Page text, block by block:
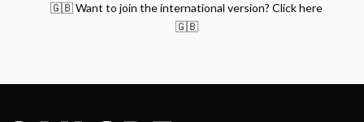
🇬🇧 Want to join the international version? Click here
🇬🇧